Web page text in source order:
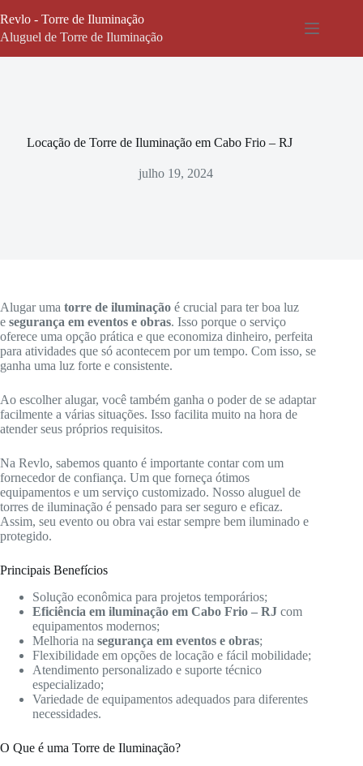
para
o
Revlo - Torre de Iluminação
Aluguel de Torre de Iluminação
Locação de Torre de Iluminação em Cabo Frio – RJ
julho 19, 2024
Alugar uma torre de iluminação é crucial para ter boa luz
e segurança em eventos e obras. Isso porque o serviço
oferece uma opção prática e que economiza dinheiro, perfeita
para atividades que só acontecem por um tempo. Com isso, se
ganha uma luz forte e consistente.
Ao escolher alugar, você também ganha o poder de se adaptar
facilmente a várias situações. Isso facilita muito na hora de
atender seus próprios requisitos.
Na Revlo, sabemos quanto é importante contar com um
fornecedor de confiança. Um que forneça ótimos
equipamentos e um serviço customizado. Nosso aluguel de
torres de iluminação é pensado para ser seguro e eficaz.
Assim, seu evento ou obra vai estar sempre bem iluminado e
protegido.
Principais Benefícios
Solução econômica para projetos temporários;
Eficiência em iluminação em Cabo Frio – RJ com
equipamentos modernos;
Melhoria na segurança em eventos e obras;
Flexibilidade em opções de locação e fácil mobilidade;
Atendimento personalizado e suporte técnico
especializado;
Variedade de equipamentos adequados para diferentes
necessidades.
O Que é uma Torre de Iluminação?